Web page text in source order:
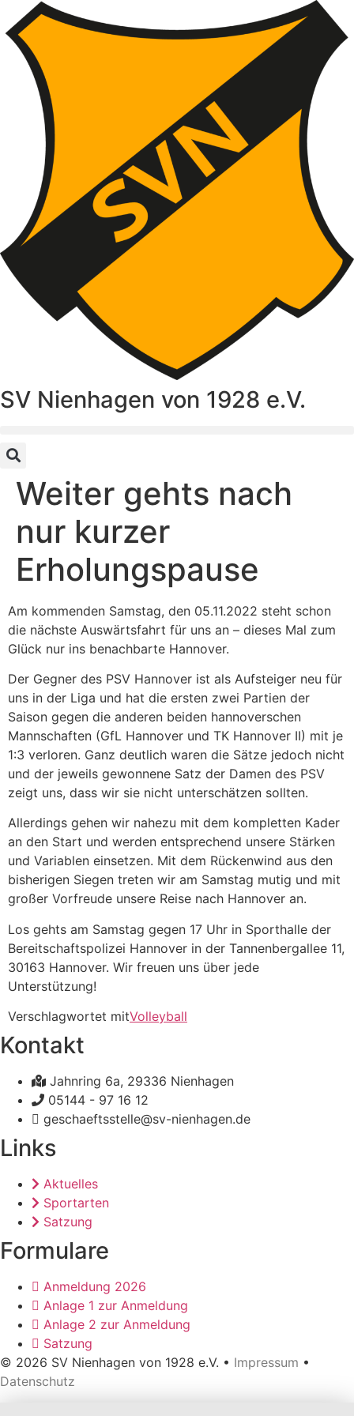
SV Nienhagen von 1928 e.V.
Weiter gehts nach
nur kurzer
Erholungspause
Am kommenden Samstag, den 05.11.2022 steht schon
die nächste Auswärtsfahrt für uns an – dieses Mal zum
Glück nur ins benachbarte Hannover.
Der Gegner des PSV Hannover ist als Aufsteiger neu für
uns in der Liga und hat die ersten zwei Partien der
Saison gegen die anderen beiden hannoverschen
Mannschaften (GfL Hannover und TK Hannover II) mit je
1:3 verloren. Ganz deutlich waren die Sätze jedoch nicht
und der jeweils gewonnene Satz der Damen des PSV
zeigt uns, dass wir sie nicht unterschätzen sollten.
Allerdings gehen wir nahezu mit dem kompletten Kader
an den Start und werden entsprechend unsere Stärken
und Variablen einsetzen. Mit dem Rückenwind aus den
bisherigen Siegen treten wir am Samstag mutig und mit
großer Vorfreude unsere Reise nach Hannover an.
Los gehts am Samstag gegen 17 Uhr in Sporthalle der
Bereitschaftspolizei Hannover in der Tannenbergallee 11,
30163 Hannover. Wir freuen uns über jede
Unterstützung!
Verschlagwortet mitVolleyball
Kontakt
Jahnring 6a, 29336 Nienhagen
05144 - 97 16 12
geschaeftsstelle@sv-nienhagen.de
Links
Aktuelles
Sportarten
Satzung
Formulare
Anmeldung 2026
Anlage 1 zur Anmeldung
Anlage 2 zur Anmeldung
Satzung
© 2026 SV Nienhagen von 1928 e.V. • Impressum •
Datenschutz